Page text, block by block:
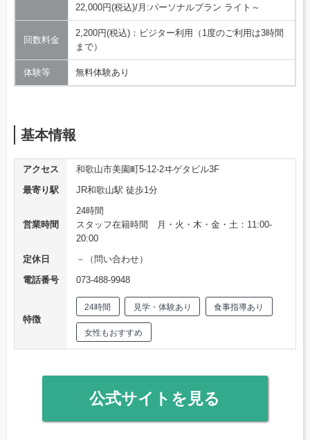
22,000円(税込)/月:パーソナルプラン ライト～
回数料金
2,200円(税込)：ビジター利用（1度のご利用は3時間
まで）
体験等 無料体験あり
基本情報
アクセス
和歌山市美園町5-12-2ヰゲタビル3F
最寄り駅
JR和歌山駅 徒歩1分
営業時間
24時間
スタッフ在籍時間 月・火・木・金・土：11:00-
20:00
定休日
－（問い合わせ）
電話番号
073-488-9948
特徴
24時間 見学・体験あり 食事指導あり
女性もおすすめ
公式サイトを見る